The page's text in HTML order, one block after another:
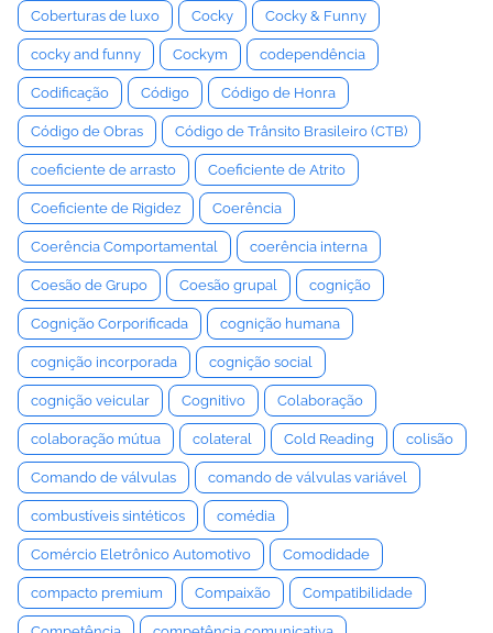
Coberturas de luxo Cocky Cocky & Funny
cocky and funny Cockym codependência
Codificação Código Código de Honra
Código de Obras Código de Trânsito Brasileiro (CTB)
coeficiente de arrasto Coeficiente de Atrito
Coeficiente de Rigidez Coerência
Coerência Comportamental coerência interna
Coesão de Grupo Coesão grupal cognição
Cognição Corporificada cognição humana
cognição incorporada cognição social
cognição veicular Cognitivo Colaboração
colaboração mútua colateral Cold Reading colisão
Comando de válvulas comando de válvulas variável
combustíveis sintéticos comédia
Comércio Eletrônico Automotivo Comodidade
compacto premium Compaixão Compatibilidade